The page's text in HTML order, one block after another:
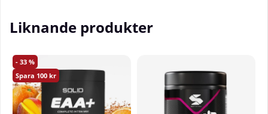
Liknande produkter
33
100